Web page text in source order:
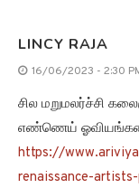
LINCY RAJA
16/06/2023 - 2:30
சில மறுமலர்ச்சி
எண்ணெய்
https://
renaissance-